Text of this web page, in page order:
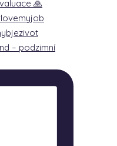
– podzimní